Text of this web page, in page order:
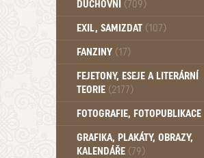
DUCHOVNÍ (709)
Okultismus (110)
EXIL, SAMIZDAT (107)
FANZINY (17)
FEJETONY, ESEJE A LITERÁRNÍ
TEORIE (2177)
Citáty, aforismy, snáře, přísloví,
FOTOGRAFIE, FOTOPUBLIKACE
GRAFIKA, PLAKÁTY, OBRAZY,
KALENDÁŘE (79)